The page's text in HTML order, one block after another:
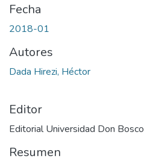
Fecha
2018-01
Autores
Dada Hirezi, Héctor
Editor
Editorial Universidad Don Bosco
Resumen